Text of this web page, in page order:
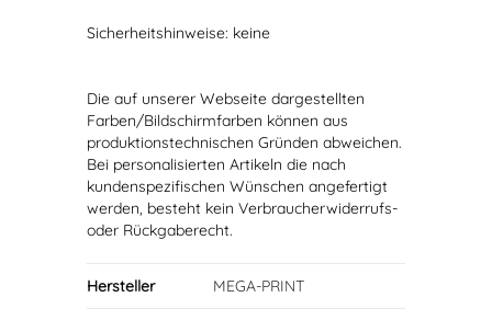
Sicherheitshinweise: keine
Die auf unserer Webseite dargestellten
Farben/Bildschirmfarben können aus
produktionstechnischen Gründen abweichen.
Bei personalisierten Artikeln die nach
kundenspezifischen Wünschen angefertigt
werden, besteht kein Verbraucherwiderrufs-
oder Rückgaberecht.
Hersteller MEGA-PRINT